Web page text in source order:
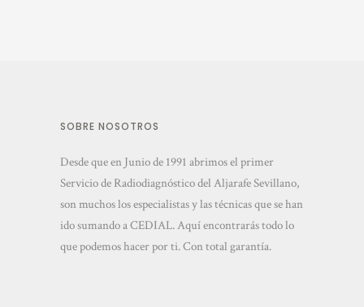
SOBRE NOSOTROS
Desde que en Junio de 1991 abrimos el primer
Servicio de Radiodiagnóstico del Aljarafe Sevillano,
son muchos los especialistas y las técnicas que se han
ido sumando a CEDIAL. Aquí encontrarás todo lo
que podemos hacer por ti. Con total garantía.